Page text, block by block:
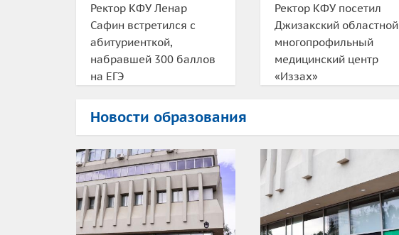
Ректор КФУ Ленар
Сафин встретился с
абитуриенткой,
набравшей 300 баллов
на ЕГЭ
Ректор КФУ посетил
Джизакский областной
многопрофильный
медицинский центр
«Иззах»
Новости образования